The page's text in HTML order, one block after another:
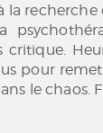
la
pour
le chaos.